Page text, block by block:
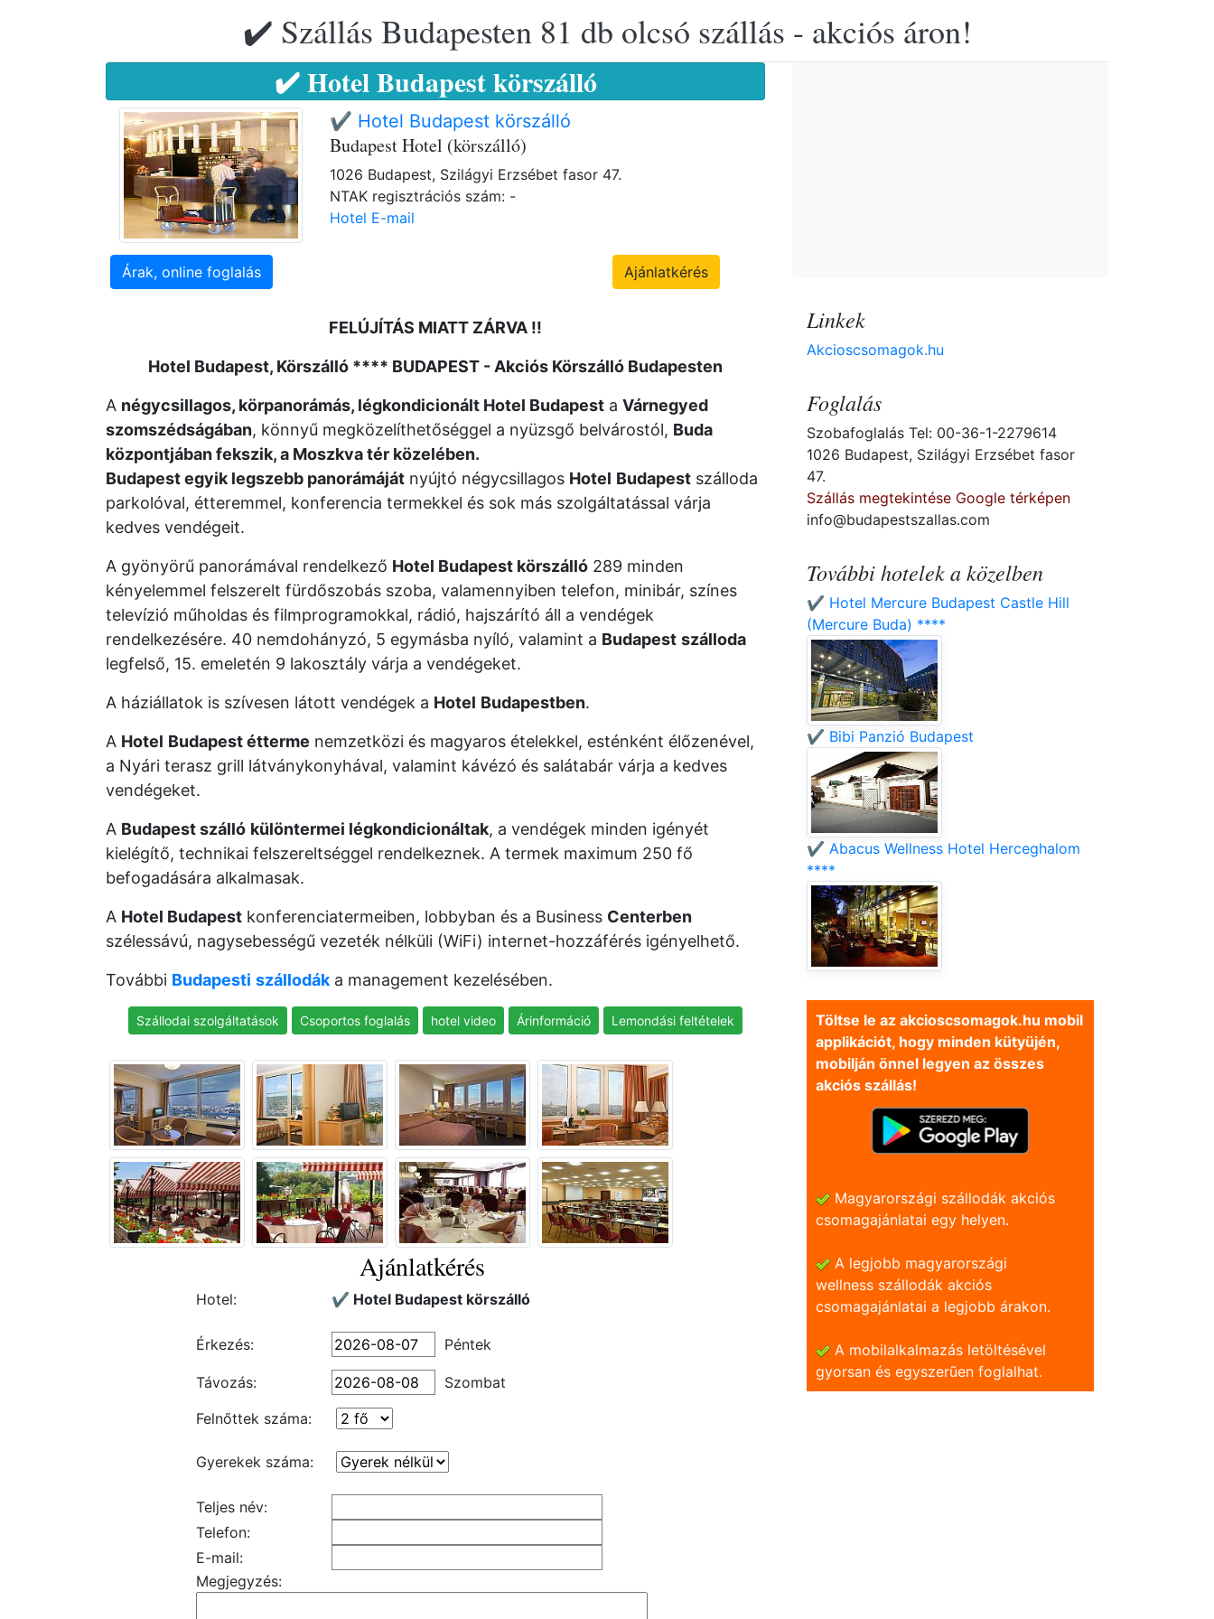
✔️ Szállás Budapesten 81 db olcsó szállás - akciós áron!
✔️ Hotel Budapest körszálló
✔️ Hotel Budapest körszálló
Budapest Hotel (körszálló)
1026 Budapest, Szilágyi Erzsébet fasor 47.
NTAK regisztrációs szám: -
Hotel E-mail
Árak, online foglalás Ajánlatkérés
FELÚJÍTÁS MIATT ZÁRVA !!
Hotel Budapest, Körszálló **** BUDAPEST - Akciós Körszálló Budapesten
A négycsillagos, körpanorámás, légkondicionált Hotel Budapest a Várnegyed
szomszédságában, könnyű megközelíthetőséggel a nyüzsgő belvárostól, Buda
központjában fekszik, a Moszkva tér közelében.
Budapest egyik legszebb panorámáját nyújtó négycsillagos Hotel Budapest szálloda
parkolóval, étteremmel, konferencia termekkel és sok más szolgáltatással várja
kedves vendégeit.
A gyönyörű panorámával rendelkező Hotel Budapest körszálló 289 minden
kényelemmel felszerelt fürdőszobás szoba, valamennyiben telefon, minibár, színes
televízió műholdas és filmprogramokkal, rádió, hajszárító áll a vendégek
rendelkezésére. 40 nemdohányzó, 5 egymásba nyíló, valamint a Budapest szálloda
legfelső, 15. emeletén 9 lakosztály várja a vendégeket.
A háziállatok is szívesen látott vendégek a Hotel Budapestben.
A Hotel Budapest étterme nemzetközi és magyaros ételekkel, esténként élőzenével,
a Nyári terasz grill látványkonyhával, valamint kávézó és salátabár várja a kedves
vendégeket.
A Budapest szálló különtermei légkondicionáltak, a vendégek minden igényét
kielégítő, technikai felszereltséggel rendelkeznek. A termek maximum 250 fő
befogadására alkalmasak.
A Hotel Budapest konferenciatermeiben, lobbyban és a Business Centerben
szélessávú, nagysebességű vezeték nélküli (WiFi) internet-hozzáférés igényelhető.
További Budapesti szállodák a management kezelésében.
Szállodai szolgáltatások Csoportos foglalás hotel video Árinformáció Lemondási feltételek
Ajánlatkérés
Hotel: ✔️ Hotel Budapest körszálló
Érkezés: Péntek
Távozás:
Szombat
Felnőttek száma:
Gyerekek száma:
Teljes név:
Telefon:
E-mail:
Megjegyzés:
Linkek
Akcioscsomagok.hu
Foglalás
Szobafoglalás Tel: 00-36-1-2279614
1026 Budapest, Szilágyi Erzsébet fasor
47.
Szállás megtekintése Google térképen
info@budapestszallas.com
További hotelek a közelben
✔️ Hotel Mercure Budapest Castle Hill
(Mercure Buda) ****
✔️ Bibi Panzió Budapest
✔️ Abacus Wellness Hotel Herceghalom
****
Töltse le az akcioscsomagok.hu mobil
applikációt, hogy minden kütyüjén,
mobilján önnel legyen az összes
akciós szállás!
Magyarországi szállodák akciós
csomagajánlatai egy helyen.
A legjobb magyarországi
wellness szállodák akciós
csomagajánlatai a legjobb árakon.
A mobilalkalmazás letöltésével
gyorsan és egyszerũen foglalhat.